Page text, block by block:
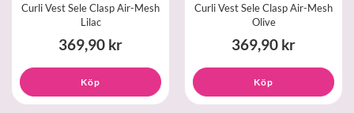
Curli Vest Sele Clasp Air-Mesh
Lilac
369,90 kr
Köp
Curli Vest Sele Clasp Air-Mesh
Olive
369,90 kr
Köp